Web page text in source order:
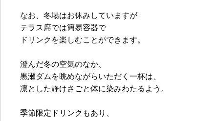
なお、冬場はお休みしていますが
テラス席では簡易容器で
ドリンクを楽しむことができます。
澄んだ冬の空気のなか、
黒瀬ダムを眺めながらいただく一杯は、
凛とした静けさごと体に染みわたるよう。
季節限定ドリンクもあり、